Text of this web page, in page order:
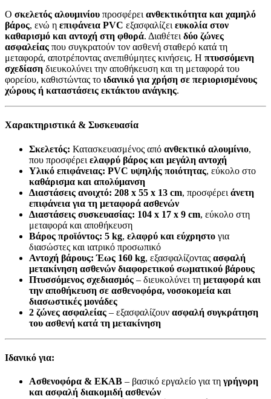
Ο σκελετός αλουμινίου προσφέρει ανθεκτικότητα και χαμηλό
βάρος, ενώ η επιφάνεια PVC εξασφαλίζει ευκολία στον
καθαρισμό και αντοχή στη φθορά. Διαθέτει δύο ζώνες
ασφαλείας που συγκρατούν τον ασθενή σταθερό κατά τη
μεταφορά, αποτρέποντας ανεπιθύμητες κινήσεις. Η πτυσσόμενη
σχεδίαση διευκολύνει την αποθήκευση και τη μεταφορά του
φορείου, καθιστώντας το ιδανικό για χρήση σε περιορισμένους
χώρους ή καταστάσεις εκτάκτου ανάγκης.
Χαρακτηριστικά & Συσκευασία
Σκελετός: Κατασκευασμένος από ανθεκτικό αλουμίνιο,
που προσφέρει ελαφρύ βάρος και μεγάλη αντοχή
Υλικό επιφάνειας: PVC υψηλής ποιότητας, εύκολο στο
καθάρισμα και απολύμανση
Διαστάσεις ανοιχτό: 208 x 55 x 13 cm, προσφέρει άνετη
επιφάνεια για τη μεταφορά ασθενών
Διαστάσεις συσκευασίας: 104 x 17 x 9 cm, εύκολο στη
μεταφορά και αποθήκευση
Βάρος προϊόντος: 5 kg, ελαφρύ και εύχρηστο για
διασώστες και ιατρικό προσωπικό
Αντοχή βάρους: Έως 160 kg, εξασφαλίζοντας ασφαλή
μετακίνηση ασθενών διαφορετικού σωματικού βάρους
Πτυσσόμενος σχεδιασμός – διευκολύνει τη μεταφορά και
την αποθήκευση σε ασθενοφόρα, νοσοκομεία και
διασωστικές μονάδες
2 ζώνες ασφαλείας – εξασφαλίζουν ασφαλή συγκράτηση
του ασθενή κατά τη μετακίνηση
Ιδανικό για:
Ασθενοφόρα & ΕΚΑΒ – βασικό εργαλείο για τη γρήγορη
και ασφαλή διακομιδή ασθενών